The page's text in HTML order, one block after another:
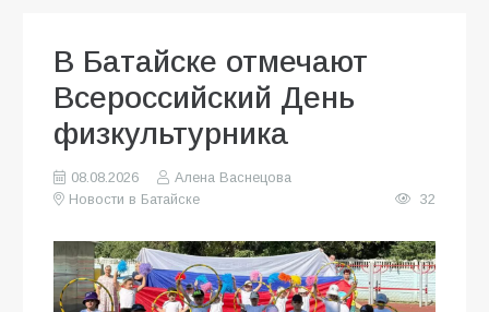
В Батайске отмечают
Всероссийский День
физкультурника
08.08.2026
Алена Васнецова
Новости в Батайске
32